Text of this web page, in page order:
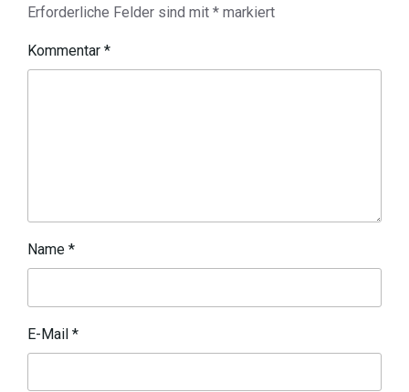
Erforderliche Felder sind mit * markiert
Kommentar *
Name *
E-Mail *